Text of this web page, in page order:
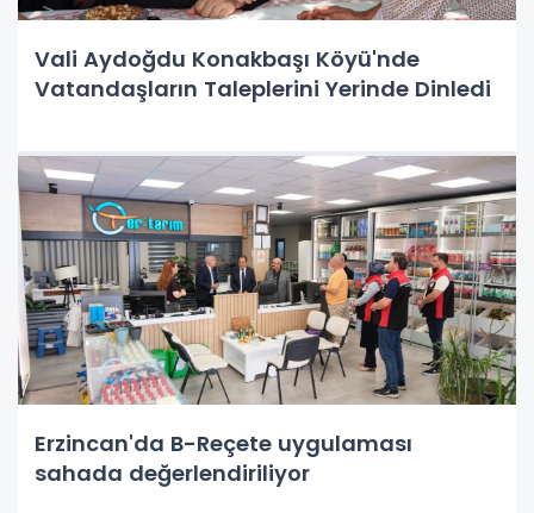
Vali Aydoğdu Konakbaşı Köyü'nde
Vatandaşların Taleplerini Yerinde Dinledi
Erzincan'da B-Reçete uygulaması
sahada değerlendiriliyor